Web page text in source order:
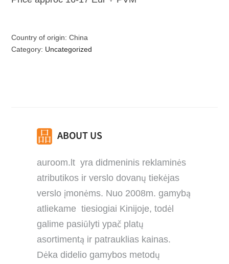
Country of origin: China
Category: Uncategorized
ABOUT US
auroom.lt yra didmeninis reklaminės
atributikos ir verslo dovanų tiekėjas
verslo įmonėms. Nuo 2008m. gamybą
atliekame tiesiogiai Kinijoje, todėl
galime pasiūlyti ypač platų
asortimentą ir patrauklias kainas.
Dėka didelio gamybos metodų